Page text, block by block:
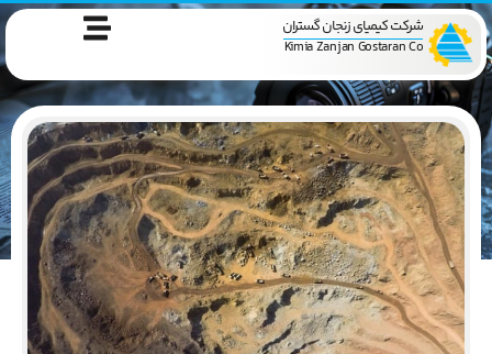
شرکت کیمیای زنجان گستران
Kimia Zanjan Gostaran Co